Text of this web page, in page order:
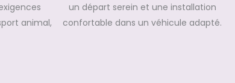
animal,
un départ serein et une installation
confortable dans un véhicule adapté.